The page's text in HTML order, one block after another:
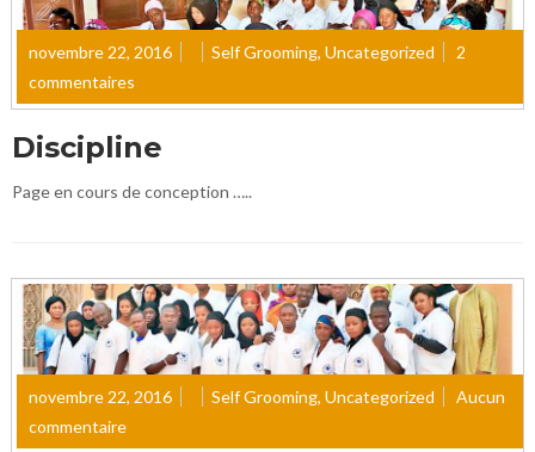
novembre 22, 2016 Self Grooming, Uncategorized
2
commentaires
Discipline
Page en cours de conception …..
novembre 22, 2016 Self Grooming, Uncategorized
Aucun
commentaire